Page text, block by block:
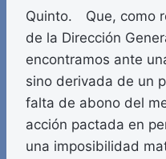
Quinto. Que, como
de la Dirección
encontramos ante
sino derivada de un
falta de abono del
acción pactada en
una imposibilidad